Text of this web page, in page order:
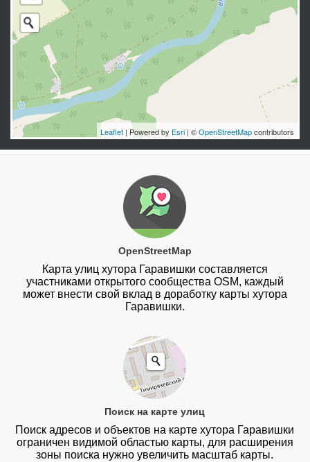
Leaflet | Powered by Esri | ©OpenStreetMapcontributors
OpenStreetMap
Карта улиц хутора Гаравишки составляется
участниками открытого сообщества OSM, каждый
может внести свой вклад в доработку карты хутора
Гаравишки.
Поиск на карте улиц
Поиск адресов и объектов на карте хутора Гаравишки
ограничен видимой областью карты, для расширения
зоны поиска нужно увеличить масштаб карты.